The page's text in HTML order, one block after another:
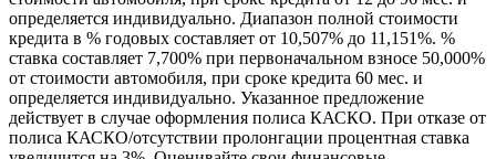
определяется индивидуально. Диапазон полной стоимости
кредита в % годовых составляет от 10,507% до 11,151%. %
ставка составляет 7,700% при первоначальном взносе 50,000%
от стоимости автомобиля, при сроке кредита 60 мес. и
определяется индивидуально. Указанное предложение
действует в случае оформления полиса КАСКО. При отказе от
полиса КАСКО/отсутствии пролонгации процентная ставка